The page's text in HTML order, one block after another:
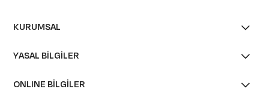
KURUMSAL
YASAL BİLGİLER
ONLINE BİLGİLER